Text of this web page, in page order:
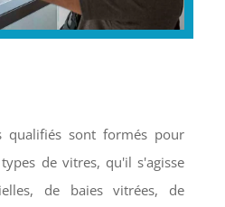
qualifiés sont formés pour
de vitres, qu'il s'agisse
de baies vitrées, de